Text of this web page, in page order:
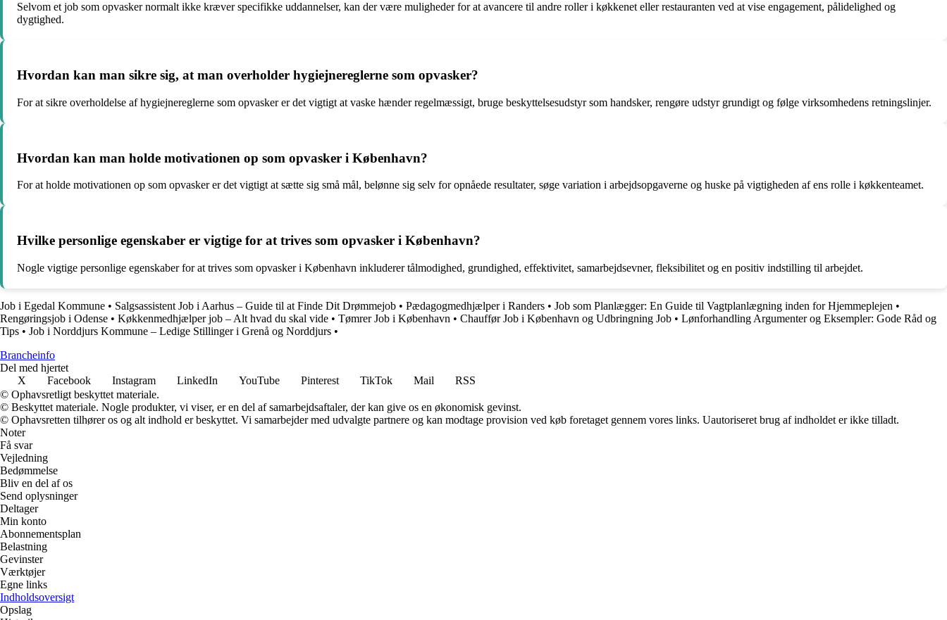
Selvom et job som opvasker normalt ikke kræver specifikke uddannelser, kan der være muligheder for at avancere til andre roller i køkkenet eller restauranten ved at vise engagement, pålidelighed og
dygtighed.
Hvordan kan man sikre sig, at man overholder hygiejnereglerne som opvasker?
For at sikre overholdelse af hygiejnereglerne som opvasker er det vigtigt at vaske hænder regelmæssigt, bruge beskyttelsesudstyr som handsker, rengøre udstyr grundigt og følge virksomhedens retningslinjer.
Hvordan kan man holde motivationen op som opvasker i København?
For at holde motivationen op som opvasker er det vigtigt at sætte sig små mål, belønne sig selv for opnåede resultater, søge variation i arbejdsopgaverne og huske på vigtigheden af ens rolle i køkkenteamet.
Hvilke personlige egenskaber er vigtige for at trives som opvasker i København?
Nogle vigtige personlige egenskaber for at trives som opvasker i København inkluderer tålmodighed, grundighed, effektivitet, samarbejdsevner, fleksibilitet og en positiv indstilling til arbejdet.
Job i Egedal Kommune • Salgsassistent Job i Aarhus – Guide til at Finde Dit Drømmejob • Pædagogmedhjælper i Randers • Job som Planlægger: En Guide til Vagtplanlægning inden for Hjemmeplejen •
Rengøringsjob i Odense • Køkkenmedhjælper job – Alt hvad du skal vide • Tømrer Job i København • Chauffør Job i København og Udbringning Job • Lønforhandling Argumenter og Eksempler: Gode Råd og
Tips • Job i Norddjurs Kommune – Ledige Stillinger i Grenå og Norddjurs •
Brancheinfo
Del med hjertet
X
Facebook Instagram LinkedIn YouTube Pinterest TikTok Mail
RSS
© Ophavsretligt beskyttet materiale.
© Beskyttet materiale. Nogle produkter, vi viser, er en del af samarbejdsaftaler, der kan give os en økonomisk gevinst.
© Ophavsretten tilhører os og alt indhold er beskyttet. Vi samarbejder med udvalgte partnere og kan modtage provision ved køb foretaget gennem vores links. Uautoriseret brug af indholdet er ikke tilladt.
Noter
Få svar
Vejledning
Bedømmelse
Bliv en del af os
Send oplysninger
Deltager
Min konto
Abonnementsplan
Belastning
Gevinster
Værktøjer
Egne links
Indholdsoversigt
Opslag